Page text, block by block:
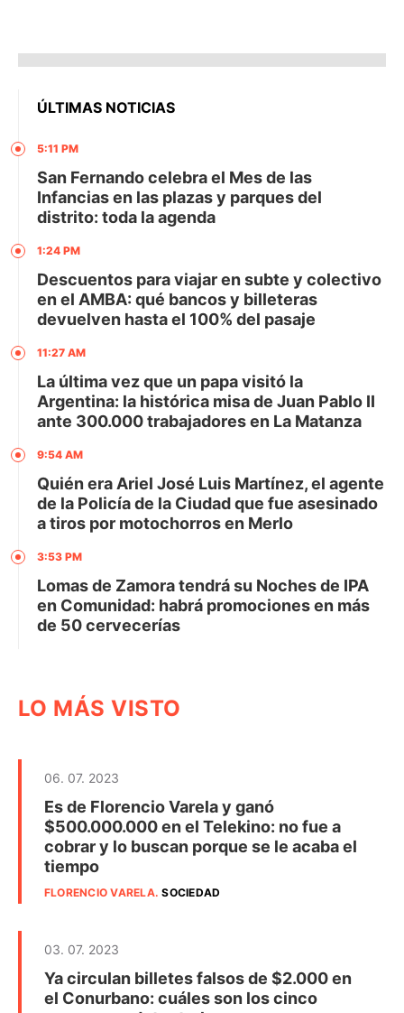
ÚLTIMAS NOTICIAS
5:11 PM
San Fernando celebra el Mes de las
Infancias en las plazas y parques del
distrito: toda la agenda
1:24 PM
Descuentos para viajar en subte y colectivo
en el AMBA: qué bancos y billeteras
devuelven hasta el 100% del pasaje
11:27 AM
La última vez que un papa visitó la
Argentina: la histórica misa de Juan Pablo II
ante 300.000 trabajadores en La Matanza
9:54 AM
Quién era Ariel José Luis Martínez, el agente
de la Policía de la Ciudad que fue asesinado
a tiros por motochorros en Merlo
3:53 PM
Lomas de Zamora tendrá su Noches de IPA
en Comunidad: habrá promociones en más
de 50 cervecerías
LO MÁS VISTO
06. 07. 2023
Es de Florencio Varela y ganó
$500.000.000 en el Telekino: no fue a
cobrar y lo buscan porque se le acaba el
tiempo
FLORENCIO VARELA.SOCIEDAD
03. 07. 2023
Ya circulan billetes falsos de $2.000 en
el Conurbano: cuáles son los cinco